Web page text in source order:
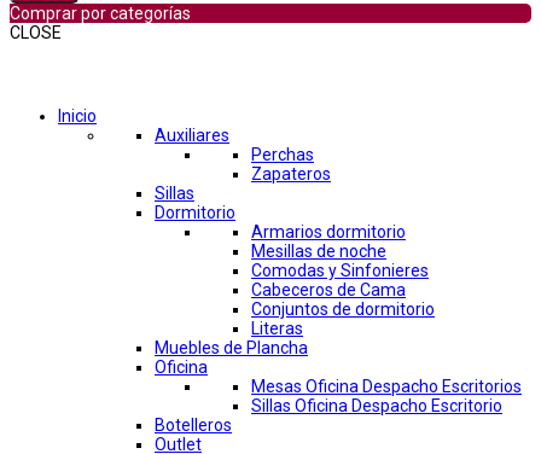
Comprar por categorías
CLOSE
Inicio
Auxiliares
Perchas
Zapateros
Sillas
Dormitorio
Armarios dormitorio
Mesillas de noche
Comodas y Sinfonieres
Cabeceros de Cama
Conjuntos de dormitorio
Literas
Muebles de Plancha
Oficina
Mesas Oficina Despacho Escritorios
Sillas Oficina Despacho Escritorio
Botelleros
Outlet